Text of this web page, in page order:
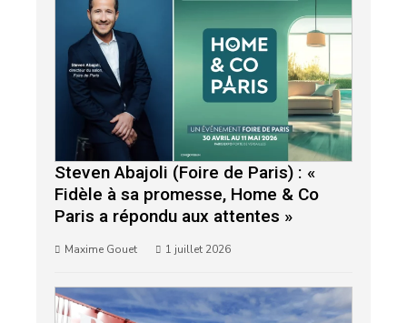
Steven Abajoli (Foire de Paris) : «
Fidèle à sa promesse, Home & Co
Paris a répondu aux attentes »
Maxime Gouet 1 juillet 2026